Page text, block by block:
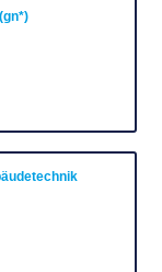
Stelle
aus,